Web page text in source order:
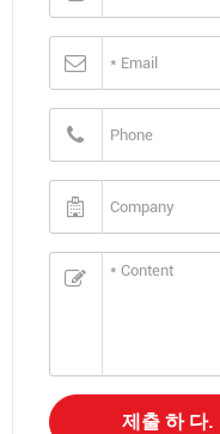
제출 하 다.